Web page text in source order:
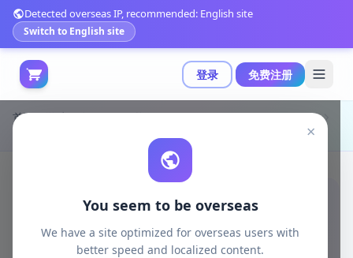
登录 免费注册
Detected overseas IP, recommended: English site
Switch to English site
×
You seem to be overseas
We have a site optimized for overseas users with
better speed and localized content.
首页 游戏开发 unreal资源
Unreal Engine Environments